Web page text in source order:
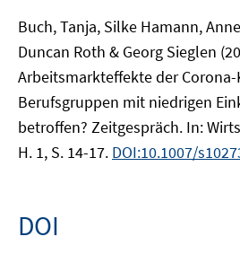
Buch, Tanja, Silke Hamann,
Duncan Roth & Georg Sieglen
Arbeitsmarkteffekte der Corona-
Berufsgruppen mit niedrigen
betroffen? Zeitgespräch. In:
H. 1, S. 14-17. DOI:10.1007/
DOI